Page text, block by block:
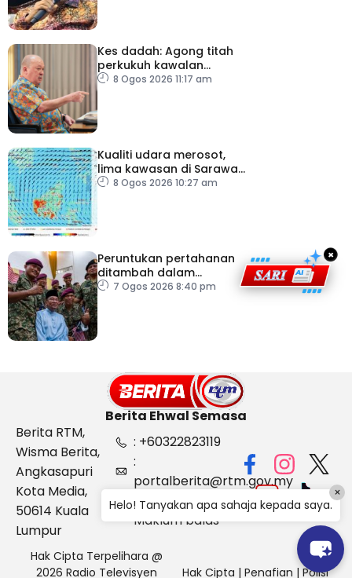
Kes dadah: Agong titah
perkukuh kawalan
lapangan terbang, pintu
8 Ogos 2026 11:17 am
Kualiti udara merosot,
lima kawasan di Sarawak
catat IPU tidak sihat
8 Ogos 2026 10:27 am
Peruntukan pertahanan
ditambah dalam
Belanjawan 2027
7 Ogos 2026 8:40 pm
×
Berita Ehwal Semasa
Berita RTM,
Wisma Berita,
Angkasapuri
Kota Media,
50614 Kuala
Lumpur
: +60322823119
:
portalberita@rtm.gov.my
: Aduan &
Maklum balas
Hak Cipta Terpelihara @
2026 Radio Televisyen
Hak Cipta | Penafian | Polisi
Helo! Tanyakan apa sahaja kepada saya.
×